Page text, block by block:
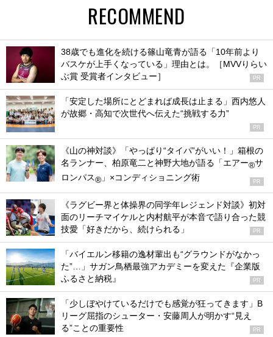
RECOMMEND
38歳でも進化を続ける篠山竜青が語る「10年前より
バスケが上手くなっている」理由とは。［MVVりらい
ぶ賞 受賞者インタビュー］
PR
「安定した場所にとどまれば成長は止まる」西内悠人
が故郷・高知で次世代へ伝えた“挑戦する力”
PR
《山の神対談》「やっぱり“タイパ”がいい！」箱根の
名ランナー、柏原竜二と神野大地が語る「エアー®サ
ロンパス® 」×コンディショニング術 PR
《ラグビー界と体操界の同学年レジェンド対談》初対
面のリーチマイケルと内村航平が本音で語り合った競
技愛「好きだから、続けられる」
PR
「バイエルン移籍の逸材輩出も“グラウンドがなかっ
た”…」サガン鳥栖最強アカデミーを変えた『企業版
ふるさと納税』
PR
「少しぼやけているだけでも感覚が狂ってきます」B
リーグ屈指のシューター・安藤周人が明かす“見え
る”ことの重要性
PR